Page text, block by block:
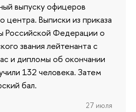
выпуску офицеров
центра. Выписки из приказа
Российской Федерации о
звания лейтенанта с
и дипломы об окончании
132 человека. Затем
бал.
27 июля